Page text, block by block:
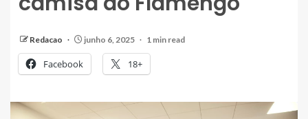
Redacao junho 6, 2025 1 min read
Facebook 18+